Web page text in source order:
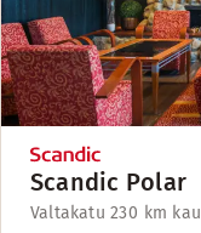
Scandic Polar
Valtakatu 230 km